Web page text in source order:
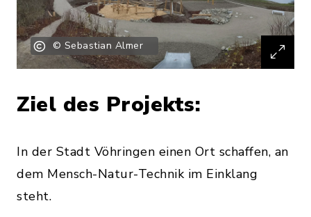
© Sebastian Almer
Ziel des Projekts:
In der Stadt Vöhringen einen Ort schaffen, an
dem Mensch-Natur-Technik im Einklang
steht.